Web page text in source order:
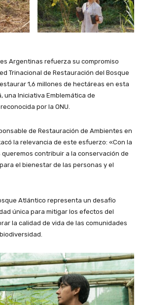
Argentinas refuerza su compromiso
Trinacional de Restauración del Bosque
1,6 millones de hectáreas en esta
una Iniciativa Emblemática de
por la ONU.
de Restauración de Ambientes en
la relevancia de este esfuerzo: «Con la
queremos contribuir a la conservación de
el bienestar de las personas y el
Atlántico representa un desafío
única para mitigar los efectos del
la calidad de vida de las comunidades